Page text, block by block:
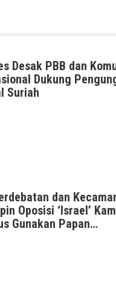
Desak PBB dan
Dukung
Suriah
dan
Oposisi ‘Israel’
Gunakan Papan…